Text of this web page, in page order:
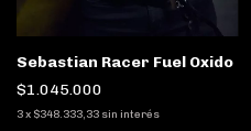
Sebastian Racer Fuel Oxido
$1.045.000
3x $348.333,33 sin interés